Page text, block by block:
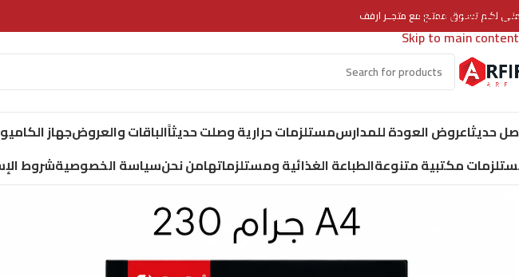
Skip to navigation
Skip to main content
لكـم تسـوق ممتـع مع متجــر ارفف
حديثاعروض العودة للمدارسمستلزمات حرارية وصلت حديثاًالباقات والعروضجهاز
مكتبية متنوعةالطباعة الغذائية ومستلزماتهامن نحنسياسة الخصوصيةشروط